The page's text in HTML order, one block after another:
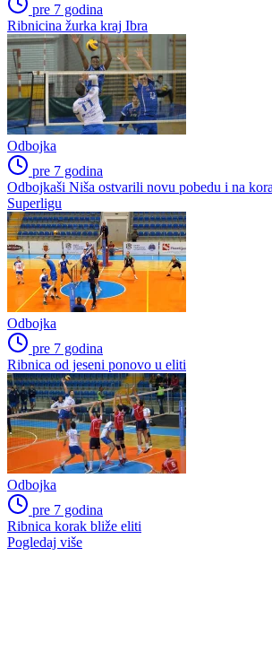
pre 7 godina
Ribnicina žurka kraj Ibra
Odbojka
pre 7 godina
Odbojkaši Niša ostvarili novu pobedu i na
Superligu
Odbojka
pre 7 godina
Ribnica od jeseni ponovo u eliti
Odbojka
pre 7 godina
Ribnica korak bliže eliti
Pogledaj više